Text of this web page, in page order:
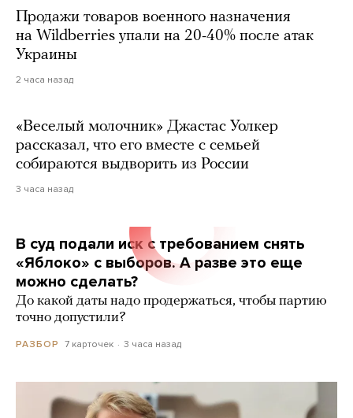
Продажи товаров военного назначения
на Wildberries упали на 20-40% после атак
Украины
2 часа назад
«Веселый молочник» Джастас Уолкер
рассказал, что его вместе с семьей
собираются выдворить из России
3 часа назад
В суд подали иск с требованием снять
«Яблоко» с выборов. А разве это еще
можно сделать?
До какой даты надо продержаться, чтобы партию
точно допустили?
РАЗБОР 7 карточек 3 часа назад